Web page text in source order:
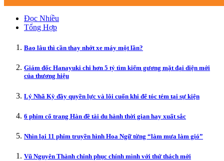
Đọc Nhiều
Tổng Hợp
Bao lâu thì cần thay nhớt xe máy một lần?
Giám đốc Hanayuki chi hơn 5 tỷ tìm kiếm gương mặt đại diện mới
của thương hiệu
Lý Nhã Kỳ đầy quyền lực và lôi cuốn khi để tóc tém tại sự kiện
6 phim cổ trang Hàn đề tài du hành thời gian hay xuất sắc
Nhìn lại 11 phim truyền hình Hoa Ngữ từng “làm mưa làm gió”
Vũ Nguyên Thành chinh phục chính mình với thử thách mới